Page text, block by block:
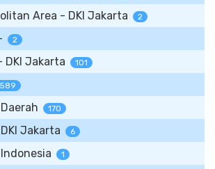
Area - DKI Jakarta 2
2
Jakarta 101
589
170
Jakarta 6
1